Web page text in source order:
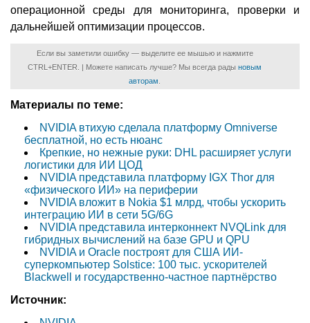
операционной среды для мониторинга, проверки и
дальнейшей оптимизации процессов.
Если вы заметили ошибку — выделите ее мышью и нажмите
CTRL+ENTER. | Можете написать лучше? Мы всегда рады новым
авторам
Материалы по теме:
NVIDIA втихую сделала платформу Omniverse
бесплатной, но есть нюанс
Крепкие, но нежные руки: DHL расширяет услуги
логистики для ИИ ЦОД
NVIDIA представила платформу IGX Thor для
«физического ИИ» на периферии
NVIDIA вложит в Nokia $1 млрд, чтобы ускорить
интеграцию ИИ в сети 5G/6G
NVIDIA представила интерконнект NVQLink для
гибридных вычислений на базе GPU и QPU
NVIDIA и Oracle построят для США ИИ-
суперкомпьютер Solstice: 100 тыс. ускорителей
Blackwell и государственно-частное партнёрство
Источник: